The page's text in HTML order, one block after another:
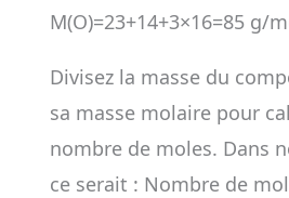
M(O)=23+14+3×16=85 g/
Divisez la masse du
sa masse molaire pour
nombre de moles. Dans
ce serait : Nombre de